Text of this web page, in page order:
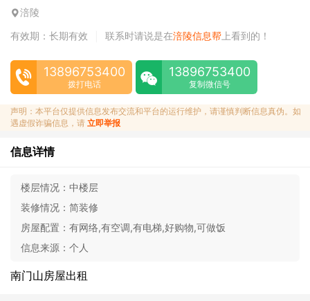
涪陵
有效期：长期有效
联系时请说是在涪陵信息帮 上看到的！
13896753400
拨打电话
13896753400
复制微信号
声明：本平台仅提供信息发布交流和平台的运行维护，请谨慎判断信息真伪。如
遇虚假诈骗信息，请 立即举报
信息详情
楼层情况： 中楼层
装修情况： 简装修
房屋配置： 有网络,有空调,有电梯,好购物,可做饭
信息来源： 个人
南门山房屋出租